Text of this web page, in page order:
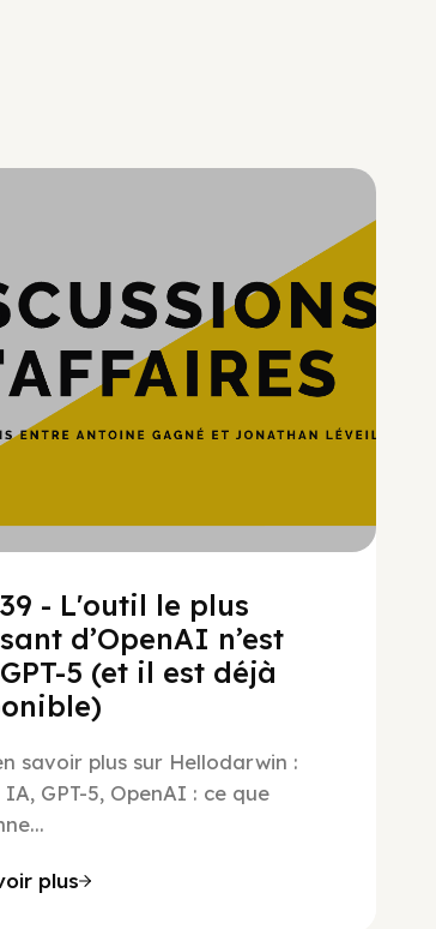
- L'outil le plus
d’OpenAI n’est
5 (et il est déjà
savoir plus sur Hellodarwin :
GPT-5, OpenAI : ce que
plus